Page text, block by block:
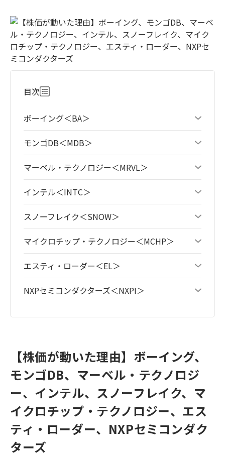
目次
ボーイング＜BA＞
モンゴDB＜MDB＞
マーベル・テクノロジー＜MRVL＞
インテル＜INTC＞
スノーフレイク＜SNOW＞
マイクロチップ・テクノロジー＜MCHP＞
エスティ・ローダー＜EL＞
NXPセミコンダクターズ＜NXPI＞
【株価が動いた理由】ボーイング、
モンゴDB、マーベル・テクノロジ
ー、インテル、スノーフレイク、マ
イクロチップ・テクノロジー、エス
ティ・ローダー、NXPセミコンダク
ターズ